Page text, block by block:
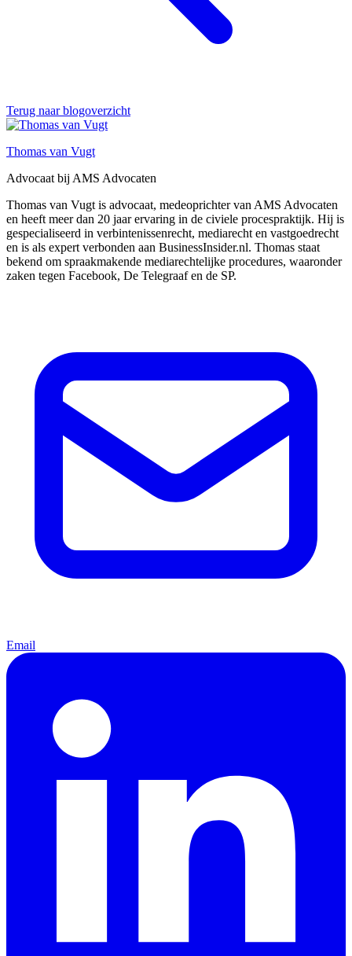
Terug naar blogoverzicht
Thomas van Vugt
Advocaat bij AMS Advocaten
Thomas van Vugt is advocaat, medeoprichter van AMS Advocaten
en heeft meer dan 20 jaar ervaring in de civiele procespraktijk. Hij is
gespecialiseerd in verbintenissenrecht, mediarecht en vastgoedrecht
en is als expert verbonden aan BusinessInsider.nl. Thomas staat
bekend om spraakmakende mediarechtelijke procedures, waaronder
zaken tegen Facebook, De Telegraaf en de SP.
Email